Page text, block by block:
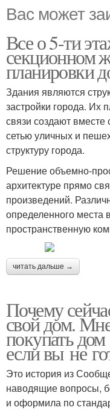
Вас может
Все о 5-ти
секционном
планировки
Здания являются
застройки города. Их
связи создают
сетью уличных и
структуру города.
Решение объемно-
архитектуре прямо
произведений.
определенного места
пространственную
читать дальше →
Почему
свой дом.
покупать
если вы не
Это история из
наводящие вопросы,
и оформила по